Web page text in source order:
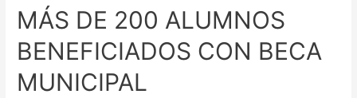
MÁS DE 200 ALUMNOS
BENEFICIADOS CON BECA
MUNICIPAL